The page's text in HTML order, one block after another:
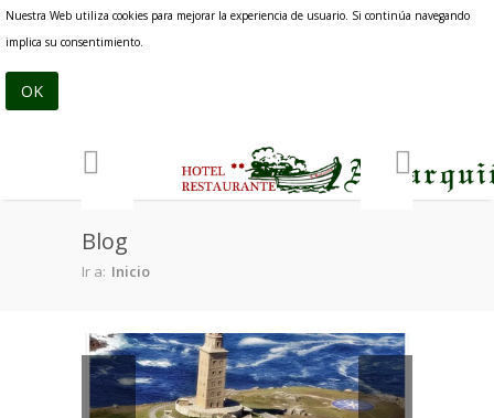
Pasar al contenido principal
Nuestra Web utiliza cookies para mejorar la experiencia de usuario. Si continúa navegando
implica su consentimiento.
Blog
Ir a: Inicio